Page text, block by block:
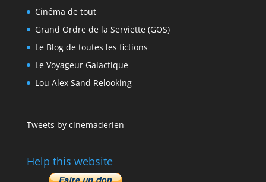
Cinéma de tout
Grand Ordre de la Serviette (GOS)
Le Blog de toutes les fictions
Le Voyageur Galactique
Lou Alex Sand Relooking
Tweets by cinemaderien
Help this website